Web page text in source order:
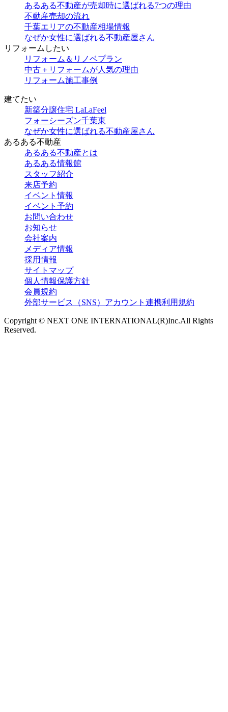
あるある不動産が売却時に選ばれる7つの理由
不動産売却の流れ
千葉エリアの不動産相場情報
なぜか女性に選ばれる不動産屋さん
リフォームしたい
リフォーム＆リノベプラン
中古＋リフォームが人気の理由
リフォーム施工事例
建てたい
新築分譲住宅 LaLaFeel
フォーシーズン千葉東
なぜか女性に選ばれる不動産屋さん
あるある不動産
あるある不動産とは
あるある情報館
スタッフ紹介
来店予約
イベント情報
イベント予約
お問い合わせ
お知らせ
会社案内
メディア情報
採用情報
サイトマップ
個人情報保護方針
会員規約
外部サービス（SNS）アカウント連携利用規約
Copyright © NEXT ONE INTERNATIONAL(R)Inc.All Rights
Reserved.